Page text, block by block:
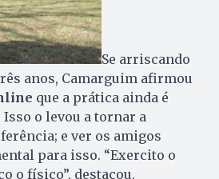
Se arriscando
anos, Camarguim afirmou
que a prática ainda é
o levou a tornar a
e ver os amigos
para isso. “Exercito o
o físico”, destacou.